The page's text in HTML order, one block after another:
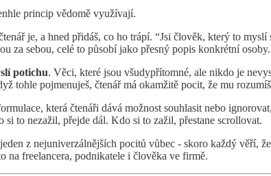
princip vědomě využívají.
je, a hned přidáš, co ho trápí. “Jsi člověk, který to myslí
za sebou, celé to působí jako přesný popis konkrétní osoby.
potichu. Věci, které jsou všudypřítomné, ale nikdo je
tohle pojmenuješ, čtenář má okamžitě pocit, že mu
která čtenáři dává možnost souhlasit nebo
to nezažil, přejde dál. Kdo si to zažil, přestane scrollovat.
z nejuniverzálnějších pocitů vůbec - skoro každý věří,
na freelancera, podnikatele i člověka ve firmě.